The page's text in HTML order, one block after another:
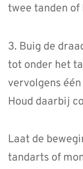
twee tanden of
3. Buig de
tot onder het
vervolgens
Houd daarbij
Laat de
tandarts of